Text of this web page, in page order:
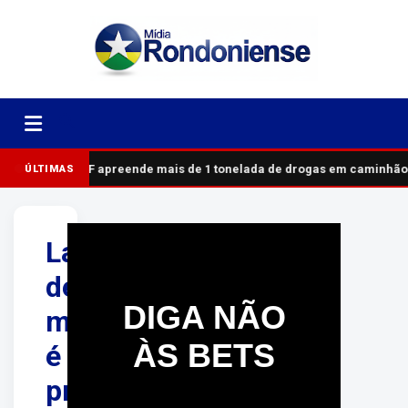
ÚLTIMASPRF apreende mais de 1 tonelada de drogas em caminhão
Ladrão
de
motos
é
preso
DIGA NÃO
ÀS BETS